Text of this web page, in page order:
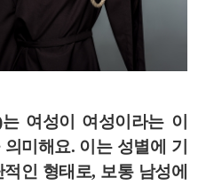
는 여성이 여성이라는 이
의미해요. 이는 성별에 기
인 형태로, 보통 남성에